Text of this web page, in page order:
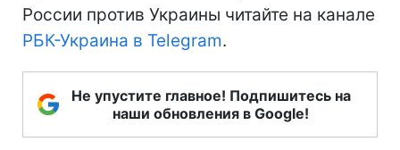
России против Украины читайте на канале
РБК-Украина в Telegram.
Не упустите главное! Подпишитесь на
наши обновления в Google!